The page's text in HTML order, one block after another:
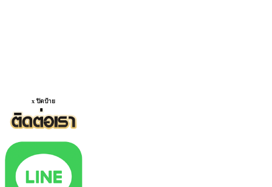
x ปิดป้าย